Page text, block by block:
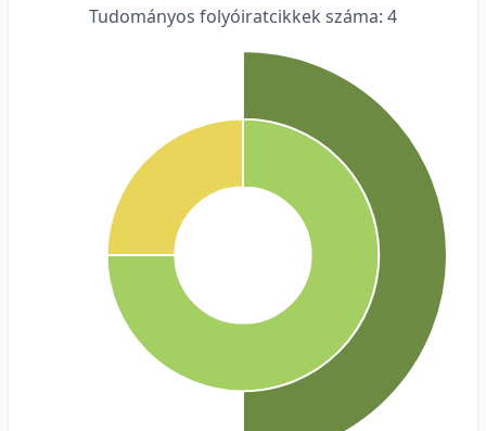
Tudományos folyóiratcikkek száma: 4